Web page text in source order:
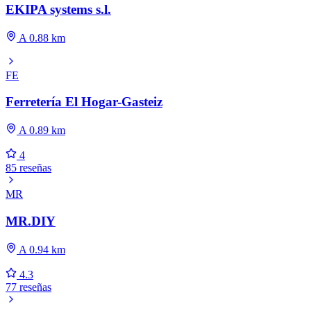
EKIPA systems s.l.
A 0.88 km
FE
Ferretería El Hogar-Gasteiz
A 0.89 km
4
85 reseñas
MR
MR.DIY
A 0.94 km
4.3
77 reseñas